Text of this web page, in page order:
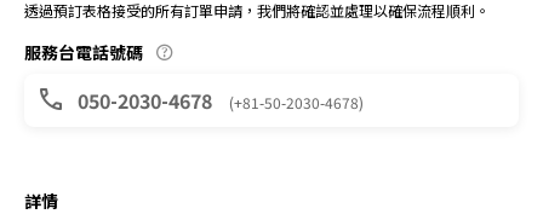
透過預訂表格接受的所有訂單申請，我們將確認並處理以確保流程順利。
服務台電話號碼
050-2030-4678 (+81-50-2030-4678)
詳情